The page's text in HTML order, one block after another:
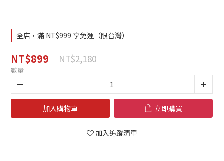
全店，滿 NT$999 享免運（限台灣）
NT$899 NT$2,180
數量
加入購物車 立即購買
加入追蹤清單